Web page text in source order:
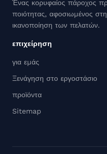
Ένας κορυφαίος πάροχος
ποιότητας, αφοσιωμένος
ικανοποίηση των πελατών.
επιχείρηση
για εμάς
Ξενάγηση στο εργοστάσιο
προϊόντα
Sitemap